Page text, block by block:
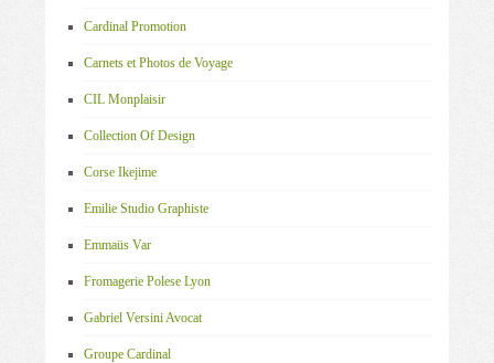
Cardinal Promotion
Carnets et Photos de Voyage
CIL Monplaisir
Collection Of Design
Corse Ikejime
Emilie Studio Graphiste
Emmaüs Var
Fromagerie Polese Lyon
Gabriel Versini Avocat
Groupe Cardinal